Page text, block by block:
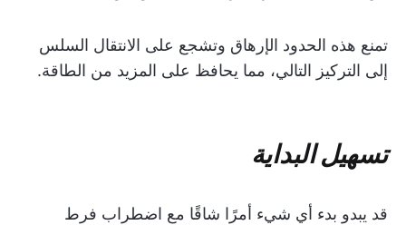
تمنع هذه الحدود الإرهاق وتشجع على الانتقال السلس
إلى التركيز التالي، مما يحافظ على المزيد من الطاقة.
تسهيل البداية
قد يبدو بدء أي شيء أمرًا شاقًا مع اضطراب فرط